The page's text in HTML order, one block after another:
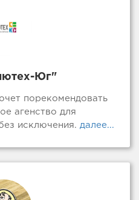
Юг"
порекомендовать
агенство для
исключения. далее...